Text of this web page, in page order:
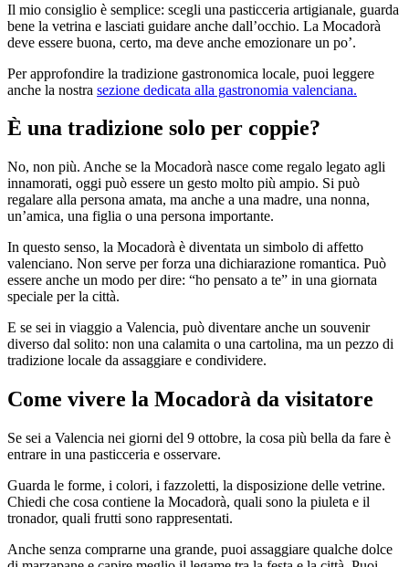
Il mio consiglio è semplice: scegli una pasticceria artigianale, guarda
bene la vetrina e lasciati guidare anche dall’occhio. La Mocadorà
deve essere buona, certo, ma deve anche emozionare un po’.
Per approfondire la tradizione gastronomica locale, puoi leggere
anche la nostra sezione dedicata alla gastronomia valenciana.
È una tradizione solo per coppie?
No, non più. Anche se la Mocadorà nasce come regalo legato agli
innamorati, oggi può essere un gesto molto più ampio. Si può
regalare alla persona amata, ma anche a una madre, una nonna,
un’amica, una figlia o una persona importante.
In questo senso, la Mocadorà è diventata un simbolo di affetto
valenciano. Non serve per forza una dichiarazione romantica. Può
essere anche un modo per dire: “ho pensato a te” in una giornata
speciale per la città.
E se sei in viaggio a Valencia, può diventare anche un souvenir
diverso dal solito: non una calamita o una cartolina, ma un pezzo di
tradizione locale da assaggiare e condividere.
Come vivere la Mocadorà da visitatore
Se sei a Valencia nei giorni del 9 ottobre, la cosa più bella da fare è
entrare in una pasticceria e osservare.
Guarda le forme, i colori, i fazzoletti, la disposizione delle vetrine.
Chiedi che cosa contiene la Mocadorà, quali sono la piuleta e il
tronador, quali frutti sono rappresentati.
Anche senza comprarne una grande, puoi assaggiare qualche dolce